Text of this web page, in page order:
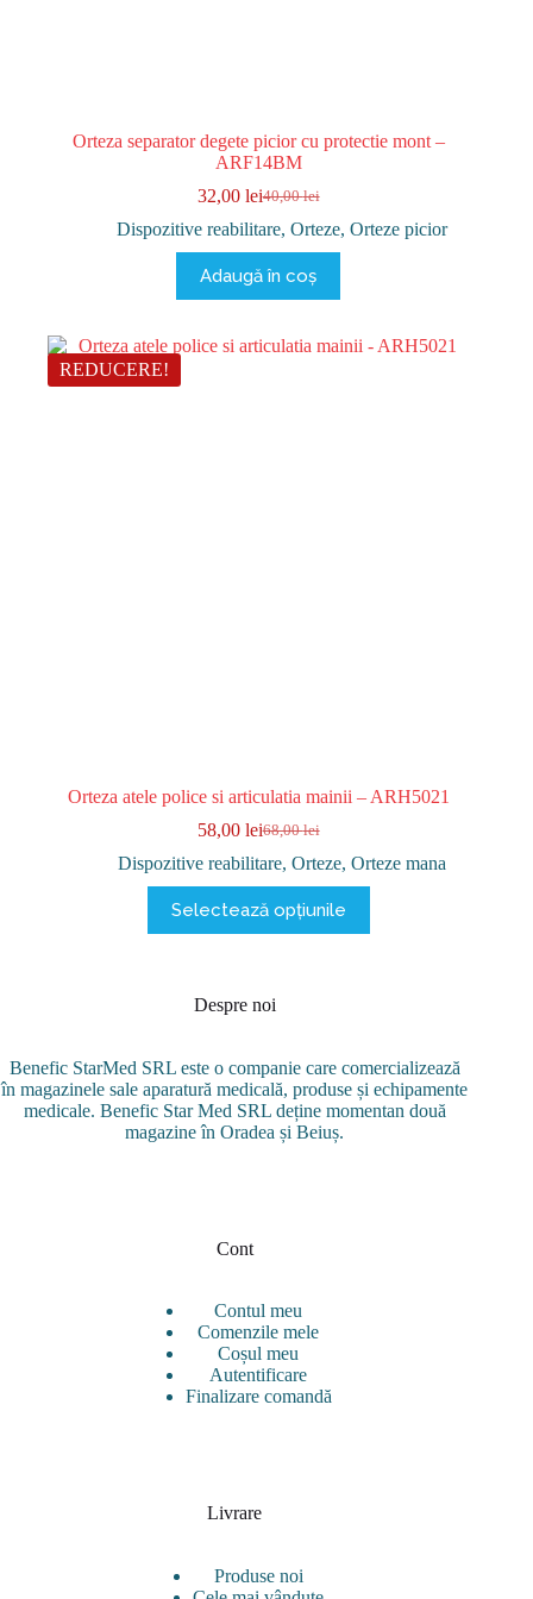
Orteza separator degete picior cu protectie mont –
ARF14BM
40,00lei
Prețul
inițial
a
fost:
40,00 lei.
32,00 leiPrețul
curent
este:
32,00 lei.
Dispozitive reabilitare,Orteze,Orteze picior
Adaugă în coș
REDUCERE!
Orteza atele police si articulatia mainii – ARH5021
68,00lei
Prețul
inițial
a
fost:
68,00 lei.
58,00 leiPrețul
curent
este:
58,00 lei.
Dispozitive reabilitare,Orteze,Orteze mana
Selectează opțiunile
produs
are
variații.
fi
alese
în
pagina
Despre noi
Benefic StarMed SRL este o companie care comercializează
în magazinele sale aparatură medicală, produse și echipamente
medicale. Benefic Star Med SRL deține momentan două
magazine în Oradea și Beiuș.
Cont
Contul meu
Comenzile mele
Coșul meu
Autentificare
Finalizare comandă
Livrare
Produse noi